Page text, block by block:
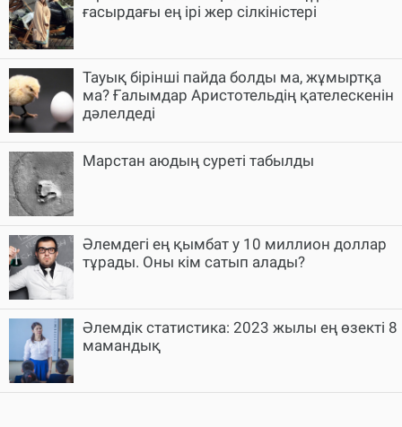
ғасырдағы ең ірі жер сілкіністері
Тауық бірінші пайда болды ма, жұмыртқа
ма? Ғалымдар Аристотельдің қателескенін
дәлелдеді
Марстан аюдың суреті табылды
Әлемдегі ең қымбат у 10 миллион доллар
тұрады. Оны кім сатып алады?
Әлемдік статистика: 2023 жылы ең өзекті 8
мамандық